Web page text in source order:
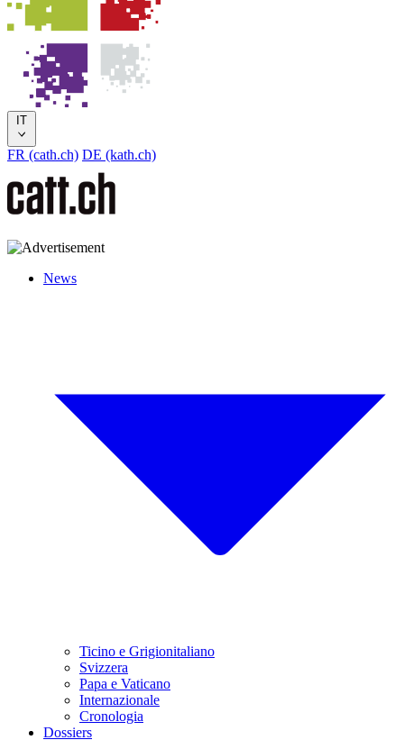
IT
FR (cath.ch) DE (kath.ch)
News
Ticino e Grigionitaliano
Svizzera
Papa e Vaticano
Internazionale
Cronologia
Dossiers